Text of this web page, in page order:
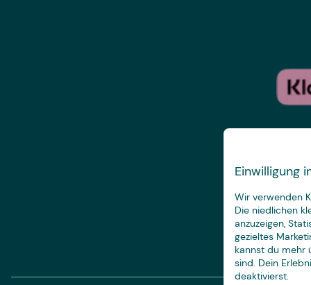
Einwilligung
Wir verwenden
Die niedlichen
anzuzeigen,
gezieltes
kannst du mehr
sind. Dein
deaktivierst.